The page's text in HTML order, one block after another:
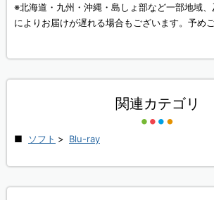
※北海道・九州・沖縄・島しょ部など一部地域
によりお届けが遅れる場合もございます。予め
関連カテゴリ
ソフト > Blu-ray